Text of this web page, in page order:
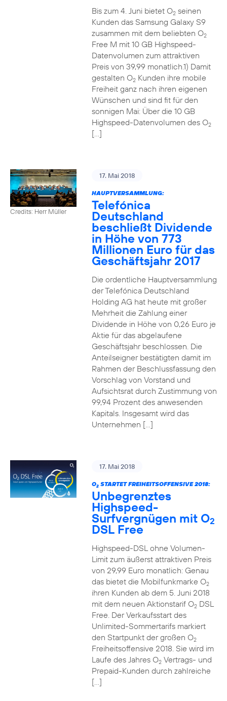
Bis zum 4. Juni bietet O2seinen
Kunden das Samsung Galaxy S9
zusammen mit dem beliebten O2
Free M mit 10 GB Highspeed-
Datenvolumen zum attraktiven
Preis von 39,99 monatlich.1) Damit
gestalten O2Kunden ihre mobile
Freiheit ganz nach ihren eigenen
Wünschen und sind fit für den
sonnigen Mai: Über die 10 GB
Highspeed-Datenvolumen des O2
[…]
Credits: Herr Müller
17. Mai 2018
HAUPTVERSAMMLUNG:
Telefónica
Deutschland
beschließt Dividende
in Höhe von 773
Millionen Euro für das
Geschäftsjahr 2017
Die ordentliche Hauptversammlung
der Telefónica Deutschland
Holding AG hat heute mit großer
Mehrheit die Zahlung einer
Dividende in Höhe von 0,26 Euro je
Aktie für das abgelaufene
Geschäftsjahr beschlossen. Die
Anteilseigner bestätigten damit im
Rahmen der Beschlussfassung den
Vorschlag von Vorstand und
Aufsichtsrat durch Zustimmung von
99,94 Prozent des anwesenden
Kapitals. Insgesamt wird das
Unternehmen […]
17. Mai 2018
O2STARTET FREIHEITSOFFENSIVE 2018:
Unbegrenztes
Highspeed-
Surfvergnügen mit O2
DSL Free
Highspeed-DSL ohne Volumen-
Limit zum äußerst attraktiven Preis
von 29,99 Euro monatlich: Genau
das bietet die Mobilfunkmarke O2
ihren Kunden ab dem 5. Juni 2018
mit dem neuen Aktionstarif O2DSL
Free. Der Verkaufsstart des
Unlimited-Sommertarifs markiert
den Startpunkt der großen O2
Freiheitsoffensive 2018. Sie wird im
Laufe des Jahres O2Vertrags- und
Prepaid-Kunden durch zahlreiche
[…]